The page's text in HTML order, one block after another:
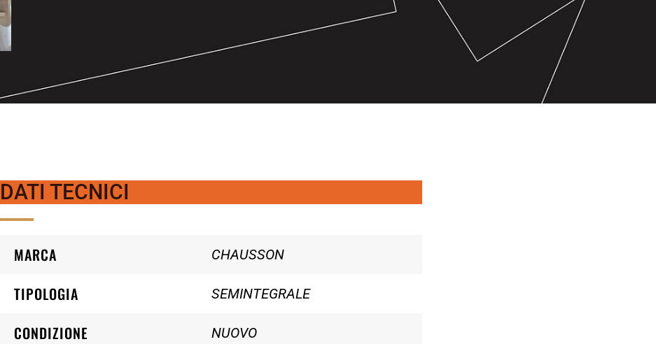
DATI TECNICI
MARCA CHAUSSON
TIPOLOGIA SEMINTEGRALE
CONDIZIONE NUOVO